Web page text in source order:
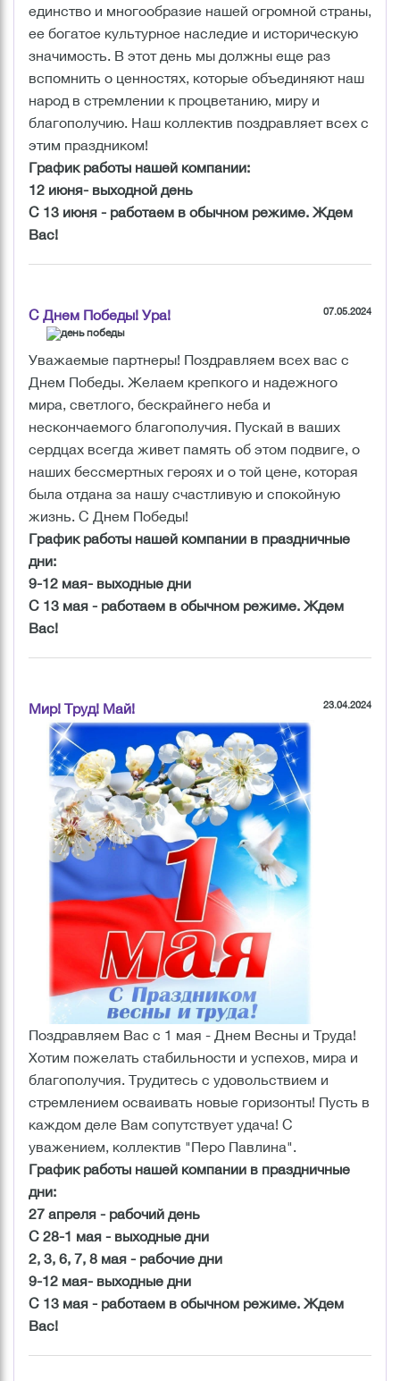
единство и многообразие нашей огромной страны,
ее богатое культурное наследие и историческую
значимость. В этот день мы должны еще раз
вспомнить о ценностях, которые объединяют наш
народ в стремлении к процветанию, миру и
благополучию. Наш коллектив поздравляет всех с
этим праздником!
График работы нашей компании:
12 июня- выходной день
С 13 июня - работаем в обычном режиме. Ждем
Вас!
С Днем Победы! Ура! 07.05.2024
Уважаемые партнеры! Поздравляем всех вас с
Днем Победы. Желаем крепкого и надежного
мира, светлого, бескрайнего неба и
нескончаемого благополучия. Пускай в ваших
сердцах всегда живет память об этом подвиге, о
наших бессмертных героях и о той цене, которая
была отдана за нашу счастливую и спокойную
жизнь. С Днем Победы!
График работы нашей компании в праздничные
дни:
9-12 мая- выходные дни
С 13 мая - работаем в обычном режиме. Ждем
Вас!
Мир! Труд! Май! 23.04.2024
Поздравляем Вас с 1 мая - Днем Весны и Труда!
Хотим пожелать стабильности и успехов, мира и
благополучия. Трудитесь с удовольствием и
стремлением осваивать новые горизонты! Пусть в
каждом деле Вам сопутствует удача! С
уважением, коллектив "Перо Павлина".
График работы нашей компании в праздничные
дни:
27 апреля - рабочий день
С 28-1 мая - выходные дни
2, 3, 6, 7, 8 мая - рабочие дни
9-12 мая- выходные дни
С 13 мая - работаем в обычном режиме. Ждем
Вас!